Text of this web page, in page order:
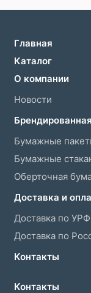
Главная
Каталог
О компании
Новости
Бумажные
Бумажные
Оберточная
Доставка и
Доставка по
Доставка по
Контакты
Контакты